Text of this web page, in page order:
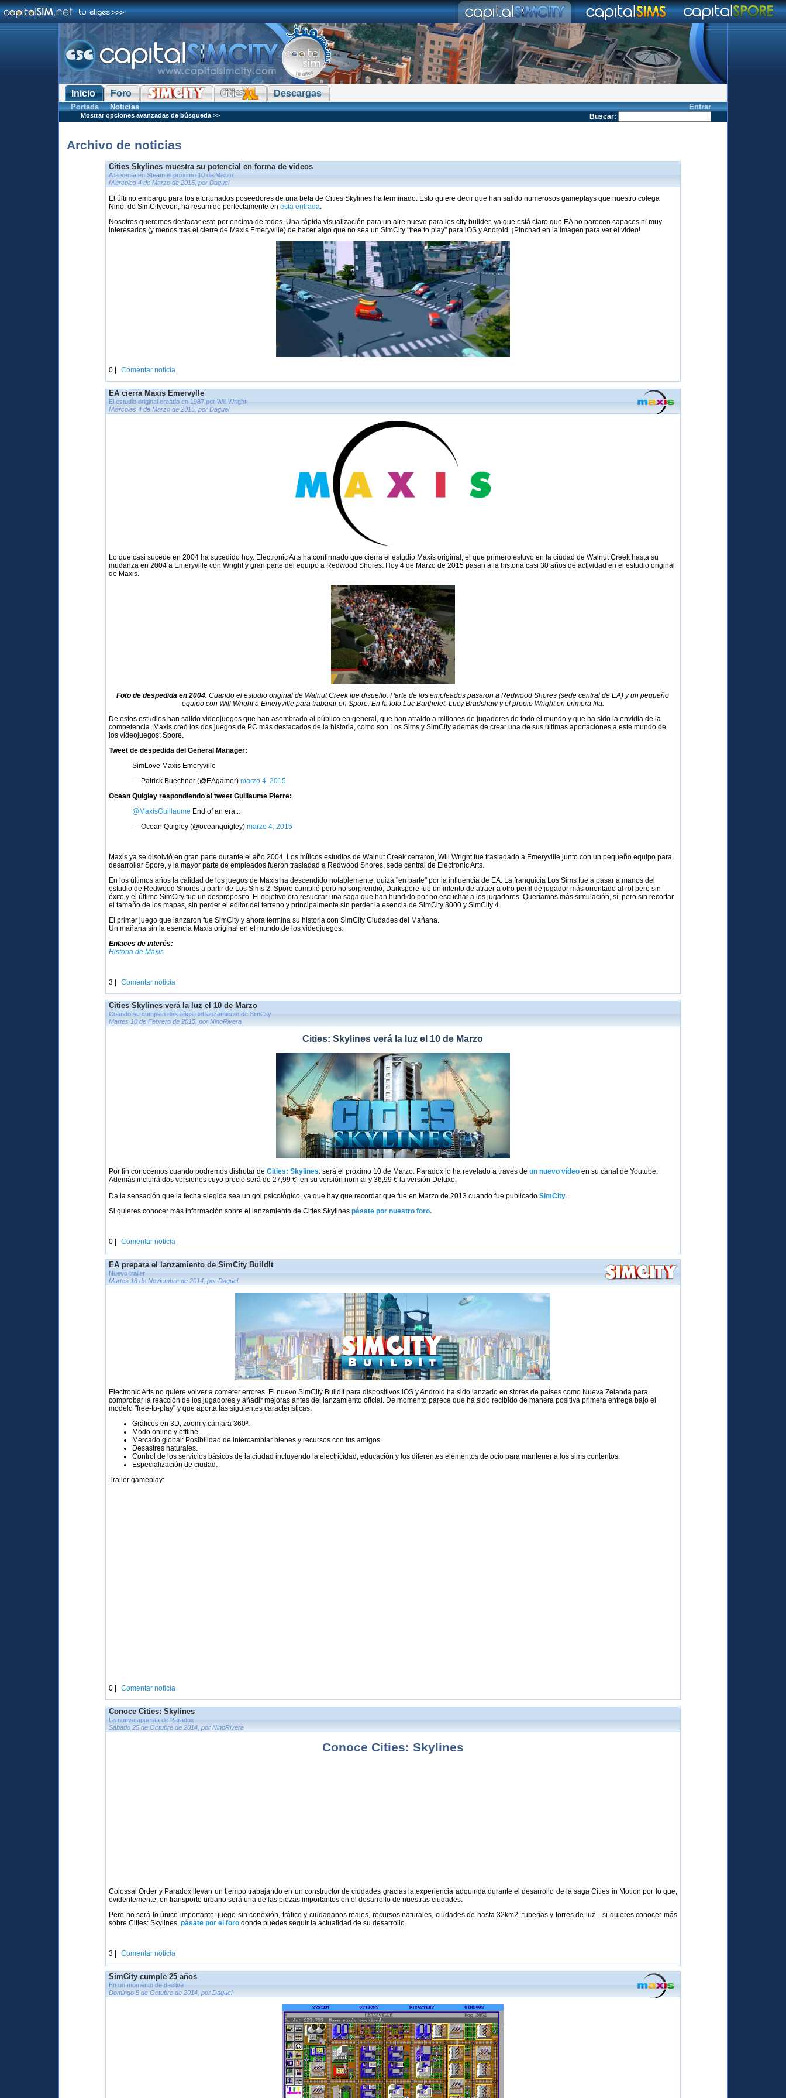
Inicio Foro Descargas
Entrar
Portada Noticias
Buscar:
Mostrar opciones avanzadas de búsqueda >>
Archivo de noticias
Cities Skylines muestra su potencial en forma de videos
A la venta en Steam el próximo 10 de Marzo
Miércoles 4 de Marzo de 2015, por Daguel
El último embargo para los afortunados poseedores de una beta de Cities Skylines ha terminado. Esto quiere decir que han salido numerosos gameplays que nuestro colega
Nino, de SimCitycoon, ha resumido perfectamente enesta entrada.
Nosotros queremos destacar este por encima de todos. Una rápida visualización para un aire nuevo para los city builder, ya que está claro que EA no parecen capaces ni muy
interesados (y menos tras el cierre de Maxis Emeryville) de hacer algo que no sea un SimCity "free to play" para iOS y Android. ¡Pinchad en la imagen para ver el video!
0 | Comentar noticia
EA cierra Maxis Emervylle
El estudio original creado en 1987 por Will Wright
Miércoles 4 de Marzo de 2015, por Daguel
Lo que casi sucede en 2004 ha sucedido hoy. Electronic Arts ha confirmado que cierra el estudio Maxis original, el que primero estuvo en la ciudad de Walnut Creek hasta su
mudanza en 2004 a Emeryville con Wright y gran parte del equipo a Redwood Shores. Hoy 4 de Marzo de 2015 pasan a la historia casi 30 años de actividad en el estudio original
de Maxis.
Foto de despedida en 2004. Cuando el estudio original de Walnut Creek fue disuelto. Parte de los empleados pasaron a Redwood Shores (sede central de EA) y un pequeño
equipo con Will Wright a Emeryville para trabajar en Spore. En la foto Luc Barthelet, Lucy Bradshaw y el propio Wright en primera fila.
De estos estudios han salido videojuegos que han asombrado al público en general, que han atraido a millones de jugadores de todo el mundo y que ha sido la envidia de la
competencia. Maxis creó los dos juegos de PC más destacados de la historia, como son Los Sims y SimCity además de crear una de sus últimas aportaciones a este mundo de
los videojuegos: Spore.
Tweet de despedida del General Manager:
SimLove Maxis Emeryville
— Patrick Buechner (@EAgamer)marzo 4, 2015
Ocean Quigley respondiendo al tweet Guillaume Pierre:
@MaxisGuillaume End of an era...
— Ocean Quigley (@oceanquigley)marzo 4, 2015
Maxis ya se disolvió en gran parte durante el año 2004. Los míticos estudios de Walnut Creek cerraron, Will Wright fue trasladado a Emeryville junto con un pequeño equipo para
desarrollar Spore, y la mayor parte de empleados fueron trasladad a Redwood Shores, sede central de Electronic Arts.
En los últimos años la calidad de los juegos de Maxis ha descendido notablemente, quizá "en parte" por la influencia de EA. La franquicia Los Sims fue a pasar a manos del
estudio de Redwood Shores a partir de Los Sims 2. Spore cumplió pero no sorprendió, Darkspore fue un intento de atraer a otro perfil de jugador más orientado al rol pero sin
éxito y el último SimCity fue un desproposito. El objetivo era resucitar una saga que han hundido por no escuchar a los jugadores. Queríamos más simulación, sí, pero sin recortar
el tamaño de los mapas, sin perder el editor del terreno y principalmente sin perder la esencia de SimCity 3000 y SimCity 4.
El primer juego que lanzaron fue SimCity y ahora termina su historia con SimCity Ciudades del Mañana.
Un mañana sin la esencia Maxis original en el mundo de los videojuegos.
Enlaces de interés:
Historia de Maxis
3 | Comentar noticia
Cities Skylines verá la luz el 10 de Marzo
Cuando se cumplan dos años del lanzamiento de SimCity
Martes 10 de Febrero de 2015, por NinoRivera
Cities: Skylines verá la luz el 10 de Marzo
Por fin conocemos cuando podremos disfrutar deCities: Skylines: será el próximo 10 de Marzo. Paradox lo ha revelado a través deun nuevo vídeo en su canal de Youtube.
Además incluirá dos versiones cuyo precio será de 27,99 € en su versión normal y 36,99 € la versión Deluxe.
Da la sensación que la fecha elegida sea un gol psicológico, ya que hay que recordar que fue en Marzo de 2013 cuando fue publicadoSimCity
Si quieres conocer más información sobre el lanzamiento de Cities Skylines pásate por nuestro foro.
0 | Comentar noticia
EA prepara el lanzamiento de SimCity BuildIt
Nuevo trailer
Martes 18 de Noviembre de 2014, por Daguel
Electronic Arts no quiere volver a cometer errores. El nuevo SimCity BuildIt para dispositivos iOS y Android ha sido lanzado en stores de paises como Nueva Zelanda para
comprobar la reacción de los jugadores y añadir mejoras antes del lanzamiento oficial. De momento parece que ha sido recibido de manera positiva primera entrega bajo el
modelo "free-to-play" y que aporta las siguientes características:
Gráficos en 3D, zoom y cámara 360º.
Modo online y offline.
Mercado global: Posibilidad de intercambiar bienes y recursos con tus amigos.
Desastres naturales.
Control de los servicios básicos de la ciudad incluyendo la electricidad, educación y los diferentes elementos de ocio para mantener a los sims contentos.
Especialización de ciudad.
Trailer gameplay:
0 | Comentar noticia
Conoce Cities: Skylines
La nueva apuesta de Paradox
Sábado 25 de Octubre de 2014, por NinoRivera
Conoce Cities: Skylines
Colossal Order y Paradox llevan un tiempo trabajando en un constructor de ciudades gracias la experiencia adquirida durante el desarrollo de la saga Cities in Motion por lo que,
evidentemente, en transporte urbano será una de las piezas importantes en el desarrollo de nuestras ciudades.
Pero no será lo único importante: juego sin conexión, tráfico y ciudadanos reales, recursos naturales, ciudades de hasta 32km2, tuberías y torres de luz... si quieres conocer más
sobre Cities: Skylines, pásate por el foro donde puedes seguir la actualidad de su desarrollo.
3 | Comentar noticia
SimCity cumple 25 años
En un momento de declive
Domingo 5 de Octubre de 2014, por Daguel